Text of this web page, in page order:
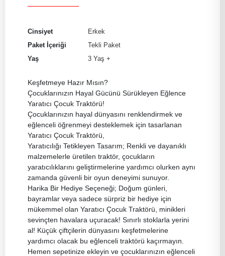
Cinsiyet
Erkek
Paket İçeriği
Tekli Paket
Yaş
3 Yaş +
Keşfetmeye Hazır Mısın?
Çocuklarınızın Hayal Gücünü Sürükleyen Eğlence
Yaratıcı Çocuk Traktörü!
Çocuklarınızın hayal dünyasını renklendirmek ve
eğlenceli öğrenmeyi desteklemek için tasarlanan
Yaratıcı Çocuk Traktörü,
Yaratıcılığı Tetikleyen Tasarım; Renkli ve dayanıklı
malzemelerle üretilen traktör, çocukların
yaratıcılıklarını geliştirmelerine yardımcı olurken aynı
zamanda güvenli bir oyun deneyimi sunuyor.
Harika Bir Hediye Seçeneği; Doğum günleri,
bayramlar veya sadece sürpriz bir hediye için
mükemmel olan Yaratıcı Çocuk Traktörü, minikleri
sevinçten havalara uçuracak! Sınırlı stoklarla yerini
al! Küçük çiftçilerin dünyasını keşfetmelerine
yardımcı olacak bu eğlenceli traktörü kaçırmayın.
Hemen sepetinize ekleyin ve çocuklarınızın eğlenceli